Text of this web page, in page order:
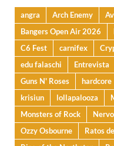
angra Arch Enemy
Bangers Open Air 2026
C6 Fest
carnifex
edu falaschi
Entrevista
Guns N' Roses
hardcore
krisiun
lollapalooza
Monsters of Rock
Ozzy Osbourne
Ratos